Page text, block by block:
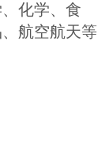
化学、食
航空航天等